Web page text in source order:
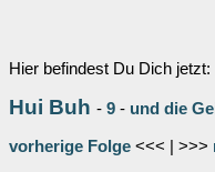
Hier befindest Du Dich jetzt:
Hui Buh - 9 - und die
vorherige Folge <<< | >>>